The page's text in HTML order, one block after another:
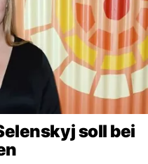
soll bei